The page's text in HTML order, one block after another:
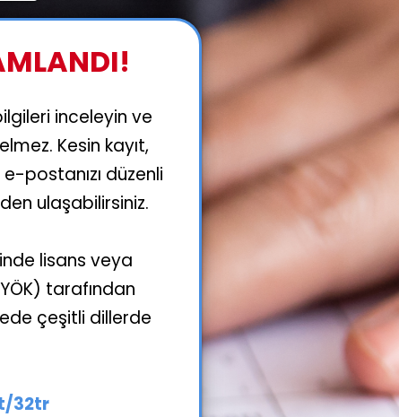
inceleyin ve
Kesin kayıt,
postanızı düzenli
ulaşabilirsiniz.
lisans veya
tarafından
çeşitli dillerde
32tr